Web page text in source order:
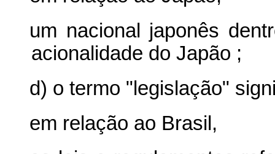
um nacional japonês
acionalidade do Japão ;
d) o termo "legislação"
em relação ao Brasil,